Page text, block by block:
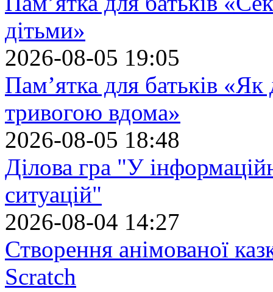
дітьми»
2026-08-05 19:05
Пам’ятка для батьків
тривогою вдома»
2026-08-05 18:48
Ділова гра "У
ситуацій"
2026-08-04 14:27
Створення анімованої
Scratch